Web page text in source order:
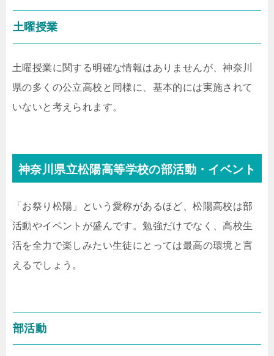
土曜授業
土曜授業に関する明確な情報はありませんが、神奈川
県の多くの公立高校と同様に、基本的には実施されて
いないと考えられます。
神奈川県立松陽高等学校の部活動・イベント
「お祭り松陽」という愛称があるほど、松陽高校は部
活動やイベントが盛んです。勉強だけでなく、高校生
活を全力で楽しみたい生徒にとっては最高の環境と言
えるでしょう。
部活動